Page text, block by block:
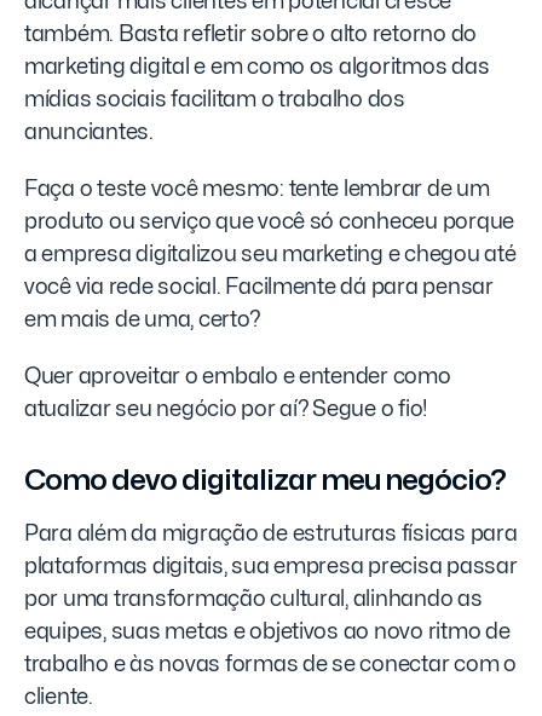
também. Basta refletir sobre o alto retorno do
marketing digital e em como os algoritmos das
mídias sociais facilitam o trabalho dos
anunciantes.
Faça o teste você mesmo: tente lembrar de um
produto ou serviço que você só conheceu porque
a empresa digitalizou seu marketing e chegou até
você via rede social. Facilmente dá para pensar
em mais de uma, certo?
Quer aproveitar o embalo e entender como
atualizar seu negócio por aí? Segue o fio!
Como devo digitalizar meu negócio?
Para além da migração de estruturas físicas para
plataformas digitais, sua empresa precisa passar
por uma transformação cultural, alinhando as
equipes, suas metas e objetivos ao novo ritmo de
trabalho e às novas formas de se conectar com o
cliente.